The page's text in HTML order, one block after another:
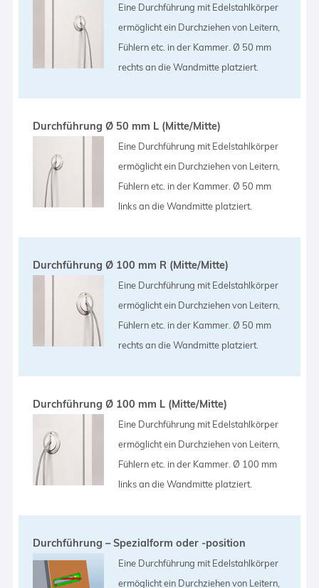
Eine Durchführung mit Edelstahlkörper
ermöglicht ein Durchziehen von Leitern,
Fühlern etc. in der Kammer. Ø 50 mm
rechts an die Wandmitte platziert.
Durchführung Ø 50 mm L (Mitte/Mitte)
Eine Durchführung mit Edelstahlkörper
ermöglicht ein Durchziehen von Leitern,
Fühlern etc. in der Kammer. Ø 50 mm
links an die Wandmitte platziert.
Durchführung Ø 100 mm R (Mitte/Mitte)
Eine Durchführung mit Edelstahlkörper
ermöglicht ein Durchziehen von Leitern,
Fühlern etc. in der Kammer. Ø 50 mm
rechts an die Wandmitte platziert.
Durchführung Ø 100 mm L (Mitte/Mitte)
Eine Durchführung mit Edelstahlkörper
ermöglicht ein Durchziehen von Leitern,
Fühlern etc. in der Kammer. Ø 100 mm
links an die Wandmitte platziert.
Durchführung – Spezialform oder -position
Eine Durchführung mit Edelstahlkörper
ermöglicht ein Durchziehen von Leitern,